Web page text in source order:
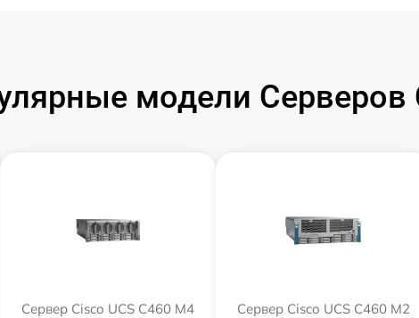
модели Серверов
Сервер Cisco UCS C460 M4 Сервер Cisco UCS C460 M2